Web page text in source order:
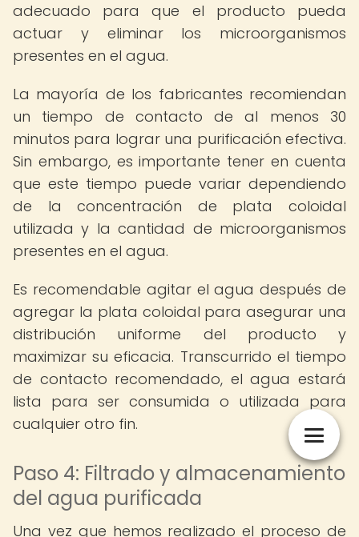
adecuado para que el producto pueda
actuar y eliminar los microorganismos
presentes en el agua.
La mayoría de los fabricantes recomiendan
un tiempo de contacto de al menos 30
minutos para lograr una purificación efectiva.
Sin embargo, es importante tener en cuenta
que este tiempo puede variar dependiendo
de la concentración de plata coloidal
utilizada y la cantidad de microorganismos
presentes en el agua.
Es recomendable agitar el agua después de
agregar la plata coloidal para asegurar una
distribución uniforme del producto y
maximizar su eficacia. Transcurrido el tiempo
de contacto recomendado, el agua estará
lista para ser consumida o utilizada para
cualquier otro fin.
Paso 4: Filtrado y almacenamiento
del agua purificada
Una vez que hemos realizado el proceso de